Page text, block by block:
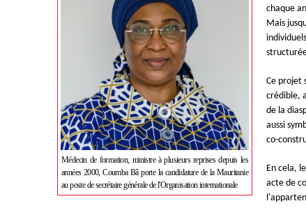
Médecin de formation, ministre à plusieurs reprises depuis les
années 2000, Coumba Bâ porte la candidature de la Mauritanie
au poste de secrétaire générale de l'Organisation internationale
chaque
Mais
Ce projet
crédible,
de la
aussi
co-
En cela,
acte de